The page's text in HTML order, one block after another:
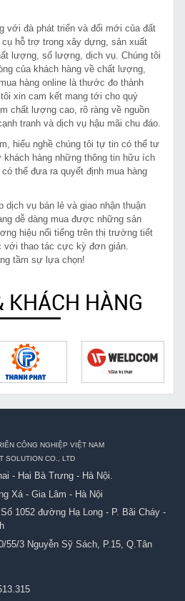
với đà phát triển và đổi mới của đất
hỗ trợ trong xây dựng, sản xuất
lượng, số lượng, dịch vụ. Chúng tôi
của khách hàng về chất lượng,
hàng online là thước đo thành
xin cam kết mang tới cho quý
chất lượng cao, rõ ràng về nguồn
tranh và dịch vụ hậu mãi chu đáo.
hiểu nghề chúng tôi tự tin có thể tư
khách hàng những thông tin hữu ích
thể đưa ra quyết định mua hàng
dịch vụ bán lẻ và giao nhận thuận
dễ dàng mua được những sản
hiệu nổi tiếng trên thị trường tiết
với thao tác cực kỳ đơn giản.
tầm sự lựa chọn!
KHÁCH HÀNG
CÔNG NGHIỆP VIỆT NAM
SOLUTION CO., LTD
- Hai Bà Trưng - Hà Nội.
Xá - Gia Lâm - Hà Nội
1052 đường Hạ Long - P. Bãi Cháy -
55/3 Nguyễn Sỹ Sách, P.15, Q.Tân